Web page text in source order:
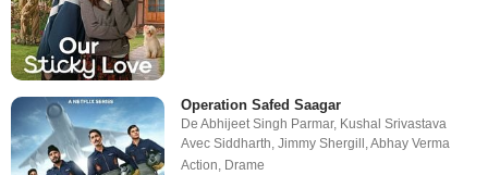
Operation Safed Saagar
DeAbhijeet Singh Parmar, Kushal Srivastava
AvecSiddharth,Jimmy Shergill,Abhay Verma
Action, Drame